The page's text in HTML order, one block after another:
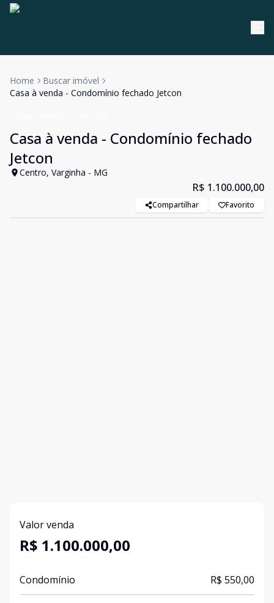
Home
Buscar imóvel
Casa à venda - Condomínio fechado Jetcon
Casa à venda - Condomínio fechado
Jetcon
Centro, Varginha - MG
R$ 1.100.000,00
Compartilhar Favorito
Valor venda
R$ 1.100.000,00
Condomínio R$ 550,00